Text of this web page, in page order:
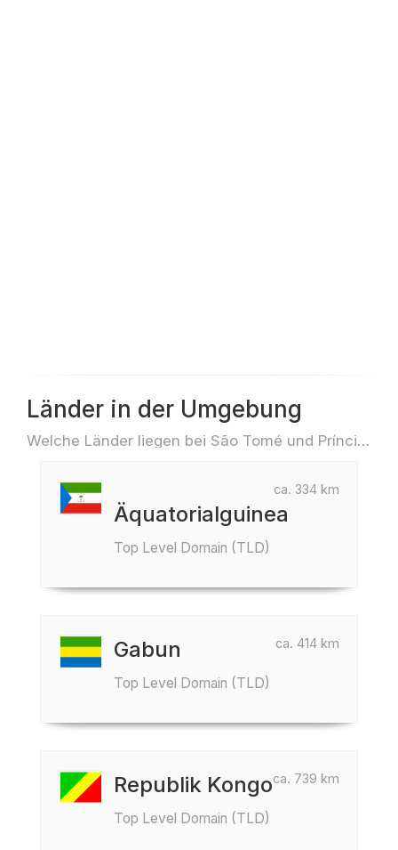
Länder in der Umgebung
Welche Länder liegen bei São Tomé und Príncipe z.B. für Reisen oder Flüge
ca. 334 km
Äquatorialguinea
Top Level Domain (TLD)
ca. 414 km
Gabun
Top Level Domain (TLD)
ca. 739 km
Republik Kongo
Top Level Domain (TLD)